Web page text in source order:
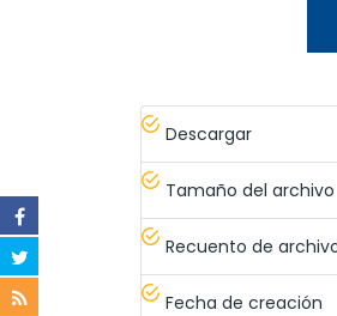
Descargar
Tamaño del archivo
Recuento de
Fecha de creación